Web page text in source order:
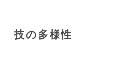
技の多様性